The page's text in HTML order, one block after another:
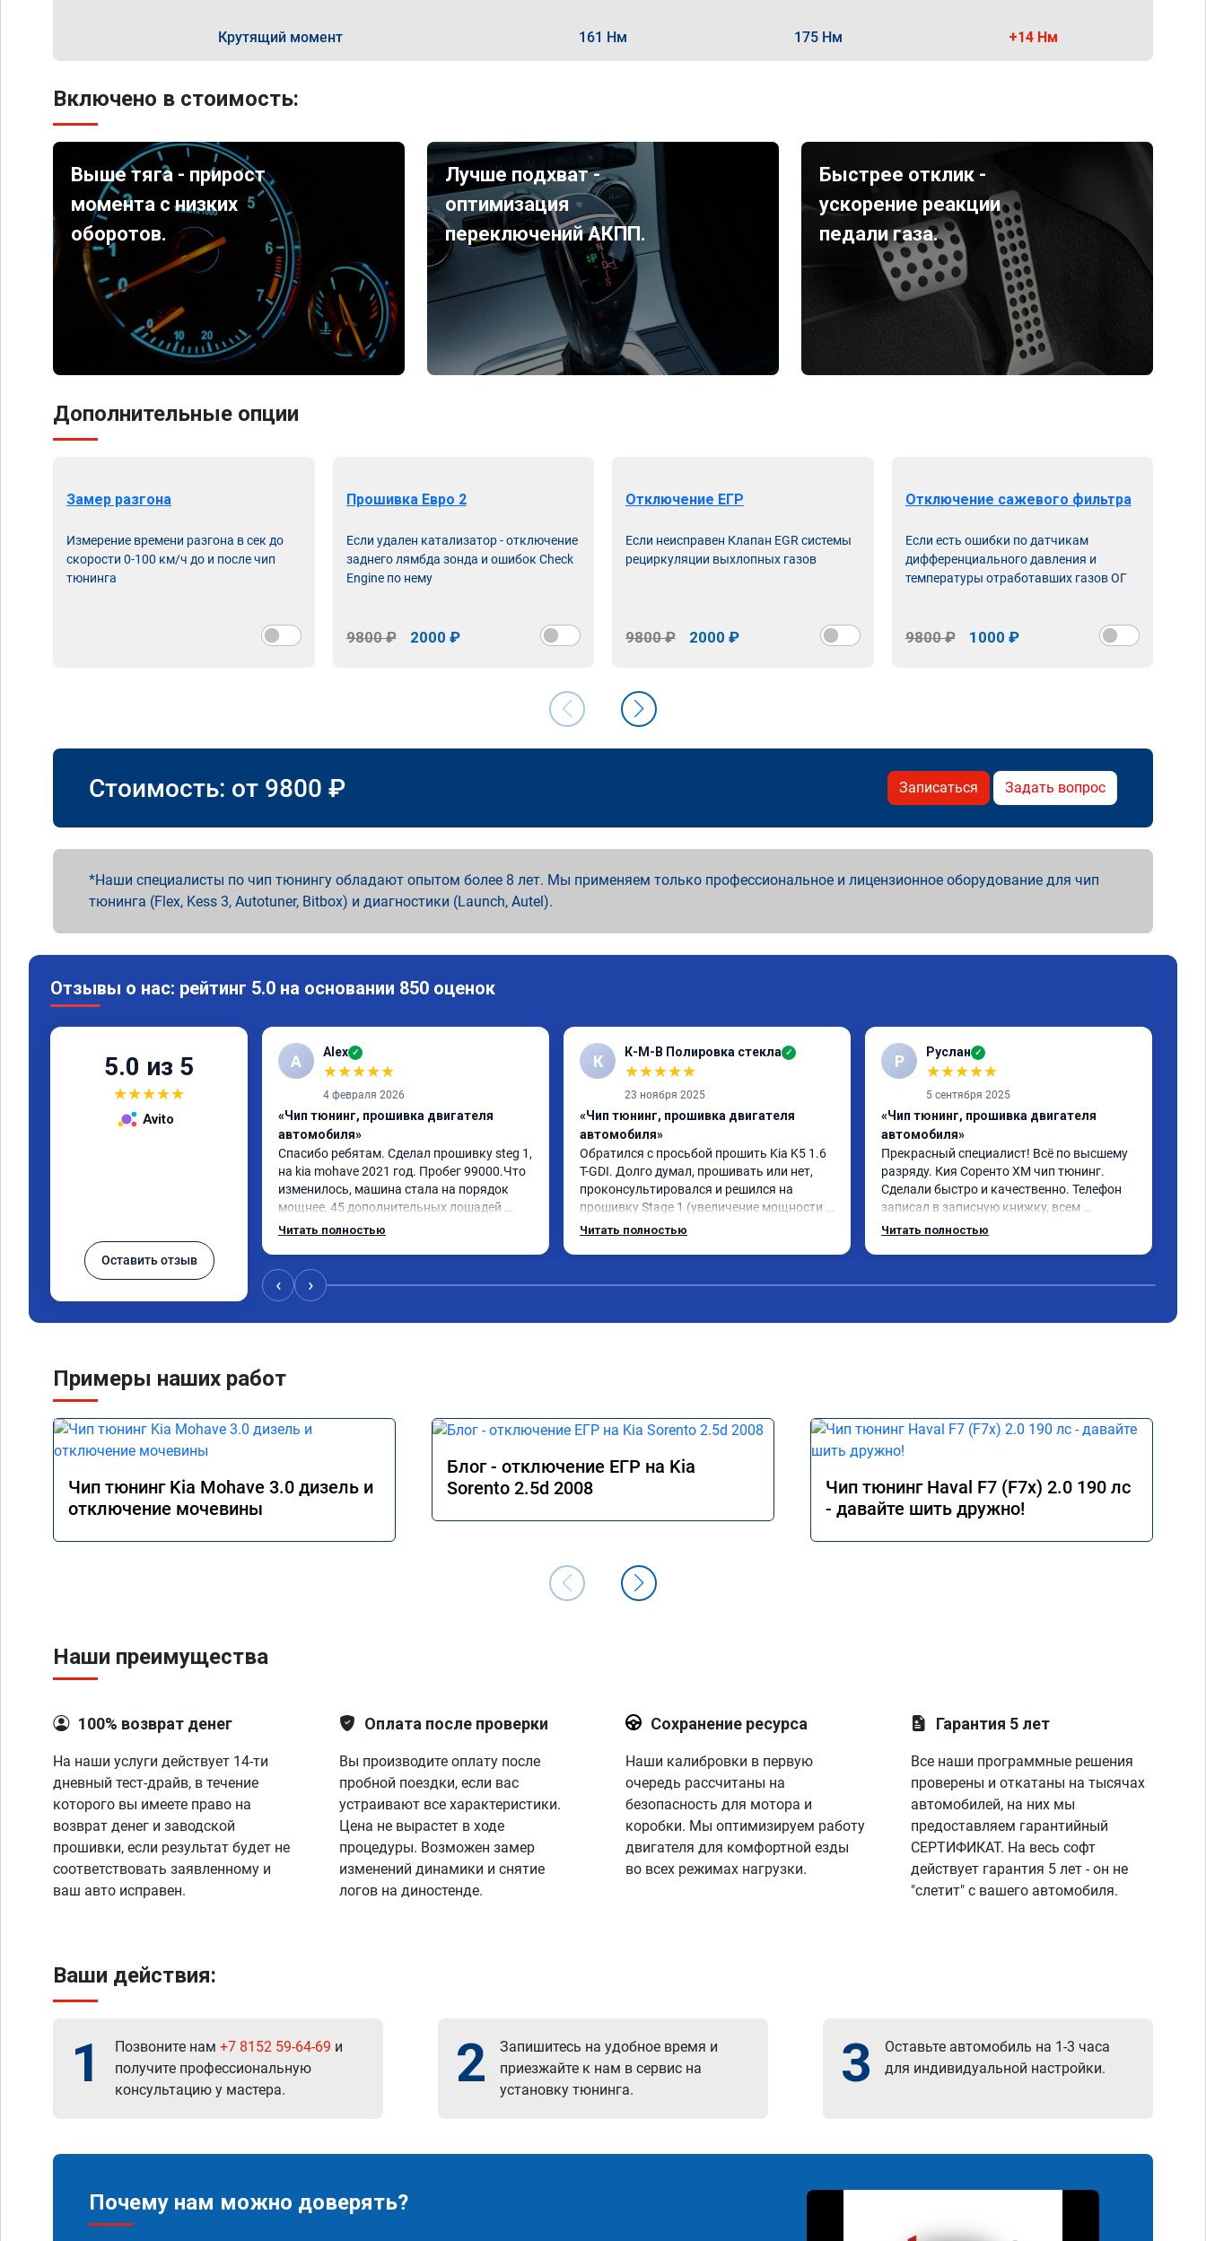
Крутящий момент 161 Нм 175 Нм +14 Нм
Включено в стоимость:
Выше тяга - прирост
момента с низких
оборотов.
Лучше подхват -
оптимизация
переключений АКПП.
Быстрее отклик -
ускорение реакции
педали газа.
Дополнительные опции
Замер разгона
Измерение времени разгона в сек до
скорости 0-100 км/ч до и после чип
тюнинга
Прошивка Евро 2
Если удален катализатор - отключение
заднего лямбда зонда и ошибок Check
Engine по нему
9800 ₽ 2000 ₽
Отключение ЕГР
Если неисправен Клапан EGR системы
рециркуляции выхлопных газов
9800 ₽ 2000 ₽
Отключение сажевого фильтра
Если есть ошибки по датчикам
дифференциального давления и
температуры отработавших газов ОГ
9800 ₽ 1000 ₽
Стоимость: от 9800 ₽ Записаться Задать вопрос
Наши специалисты по чип тюнингу обладают опытом более 8 лет. Мы применяем только профессиональное и лицензионное оборудование для чип
тюнинга (Flex, Kess 3, Autotuner, Bitbox) и диагностики (Launch, Autel).
Отзывы о нас: рейтинг 5.0 на основании 850 оценок
5.0 из 5
★★★★★
Avito
Оставить отзыв
A Alex ✓
★★★★★
4 февраля 2026
«Чип тюнинг, прошивка двигателя
автомобиля»
Спасибо ребятам. Сделал прошивку steg 1,
на kia mohave 2021 год. Пробег 99000.Что
изменилось, машина стала на порядок
мощнее, 45 дополнительных лошадей
существенно чувствуется и
15 город, уже три дня катаюсь, держит 12-
12.5. Коробка перестала подпинывать при
Читать полностью
К К-М-В Полировка стекла ✓
★★★★★
23 ноября 2025
«Чип тюнинг, прошивка двигателя
автомобиля»
Обратился с просьбой прошить Kia K5 1.6
T-GDI. Долго думал, прошивать или нет,
проконсультировался и решился на
прошивку Stage 1 (увеличение мощности и
отзывчивости с сохранением всех
в данном режиме - отличный способ
необходимости давать "тапок в пол". В
общем и целом прошивкой доволен,
отличный результат. Рекомендую
Читать полностью
Р Руслан ✓
★★★★★
5 сентября 2025
«Чип тюнинг, прошивка двигателя
автомобиля»
Прекрасный специалист! Всё по высшему
разряду. Кия Соренто XM чип тюнинг.
Сделали быстро и качественно. Телефон
записал в записную книжку, всем
рекомендую! Еще вот поеду в ближайшее
Читать полностью
‹ ›
Примеры наших работ
Чип тюнинг Kia Mohave 3.0 дизель и
отключение мочевины
Блог - отключение ЕГР на Kia
Sorento 2.5d 2008
Чип тюнинг Haval F7 (F7x) 2.0 190 лс
- давайте шить дружно!
Наши преимущества
100% возврат денег
На наши услуги действует 14-ти
дневный тест-драйв, в течение
которого вы имеете право на
возврат денег и заводской
прошивки, если результат будет не
соответствовать заявленному и
ваш авто исправен.
Оплата после проверки
Вы производите оплату после
пробной поездки, если вас
устраивают все характеристики.
Цена не вырастет в ходе
процедуры. Возможен замер
изменений динамики и снятие
логов на диностенде.
Сохранение ресурса
Наши калибровки в первую
очередь рассчитаны на
безопасность для мотора и
коробки. Мы оптимизируем работу
двигателя для комфортной езды
во всех режимах нагрузки.
Гарантия 5 лет
Все наши программные решения
проверены и откатаны на тысячах
автомобилей, на них мы
предоставляем гарантийный
СЕРТИФИКАТ. На весь софт
действует гарантия 5 лет - он не
"слетит" с вашего автомобиля.
Ваши действия:
1 Позвоните нам +7 8152 59-64-69 и
получите профессиональную
консультацию у мастера.
2
Запишитесь на удобное время и
приезжайте к нам в сервис на
установку тюнинга.
3
Оставьте автомобиль на 1-3 часа
для индивидуальной настройки.
Почему нам можно доверять?